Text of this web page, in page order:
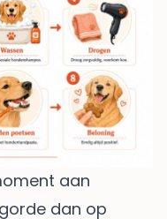
aan
dan op